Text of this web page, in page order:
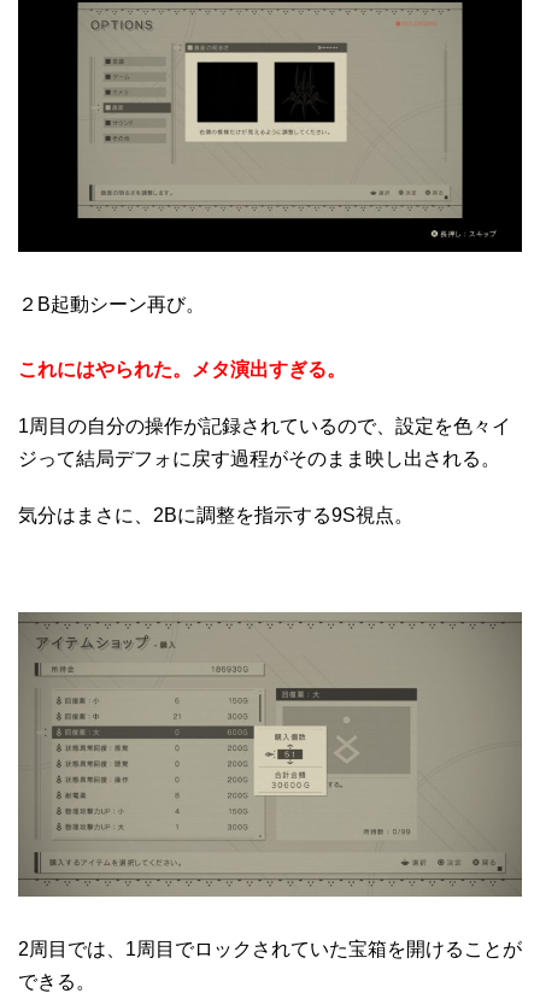
２B起動シーン再び。
これにはやられた。メタ演出すぎる。
1周目の自分の操作が記録されているので、設定を色々イ
ジって結局デフォに戻す過程がそのまま映し出される。
気分はまさに、2Bに調整を指示する9S視点。
2周目では、1周目でロックされていた宝箱を開けることが
できる。